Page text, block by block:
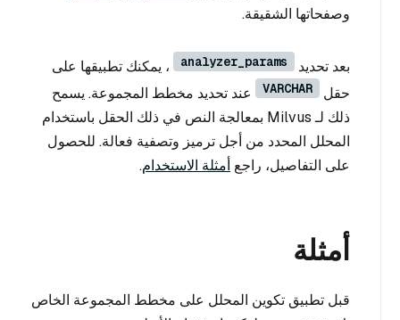
وصفحاتها الشقيقة.
بعد تحديد analyzer_params
، يمكنك تطبيقها على
حقل
VARCHAR
عند تحديد مخطط المجموعة. يسمح
ذلك لـ Milvus بمعالجة النص في ذلك الحقل باستخدام
المحلل المحدد من أجل ترميز وتصفية فعالة. للحصول
على التفاصيل، راجع أمثلة الاستخدام.
أمثلة
قبل تطبيق تكوين المحلل على مخطط المجموعة الخاص